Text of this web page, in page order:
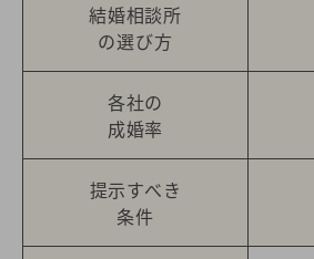
結婚相談所
の選び方
各社の
成婚率
提示すべき
条件